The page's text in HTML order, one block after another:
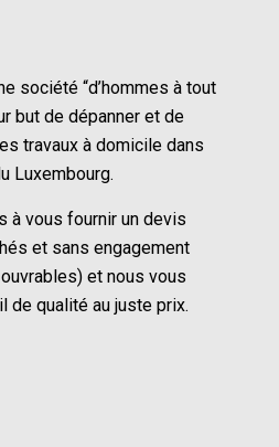
société “d’hommes à tout
but de dépanner et de
travaux à domicile dans
Luxembourg.
à vous fournir un devis
et sans engagement
et nous vous
de qualité au juste prix.